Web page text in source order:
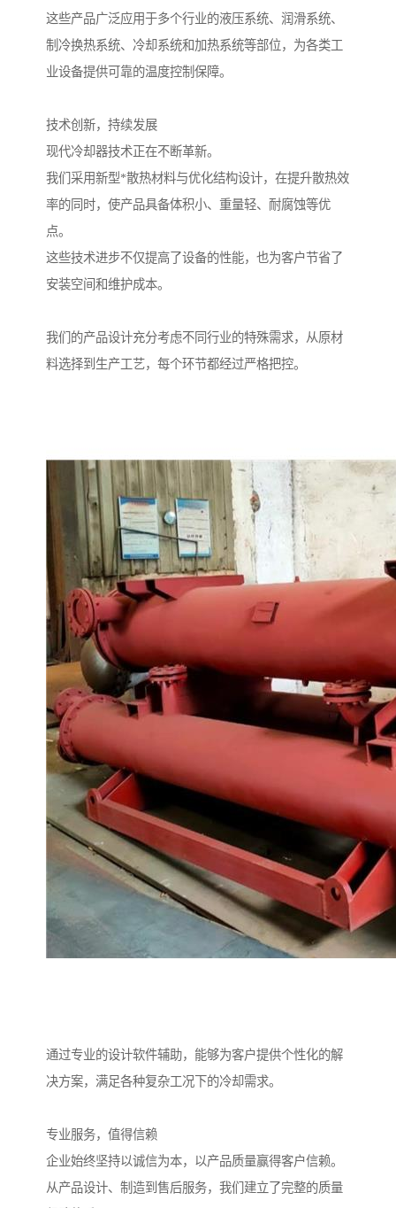
这些产品广泛应用于多个行业的液压系统、润滑系统、
制冷换热系统、冷却系统和加热系统等部位，为各类工
业设备提供可靠的温度控制保障。
技术创新，持续发展
现代冷却器技术正在不断革新。
我们采用新型*散热材料与优化结构设计，在提升散热效
率的同时，使产品具备体积小、重量轻、耐腐蚀等优
点。
这些技术进步不仅提高了设备的性能，也为客户节省了
安装空间和维护成本。
我们的产品设计充分考虑不同行业的特殊需求，从原材
料选择到生产工艺，每个环节都经过严格把控。
通过专业的设计软件辅助，能够为客户提供个性化的解
决方案，满足各种复杂工况下的冷却需求。
专业服务，值得信赖
企业始终坚持以诚信为本，以产品质量赢得客户信赖。
从产品设计、制造到售后服务，我们建立了完整的质量